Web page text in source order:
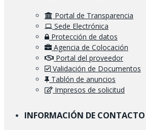
Portal de Transparencia
Sede Electrónica
Protección de datos
Agencia de Colocación
Portal del proveedor
Validación de Documentos
Tablón de anuncios
Impresos de solicitud
INFORMACIÓN DE CONTACTO